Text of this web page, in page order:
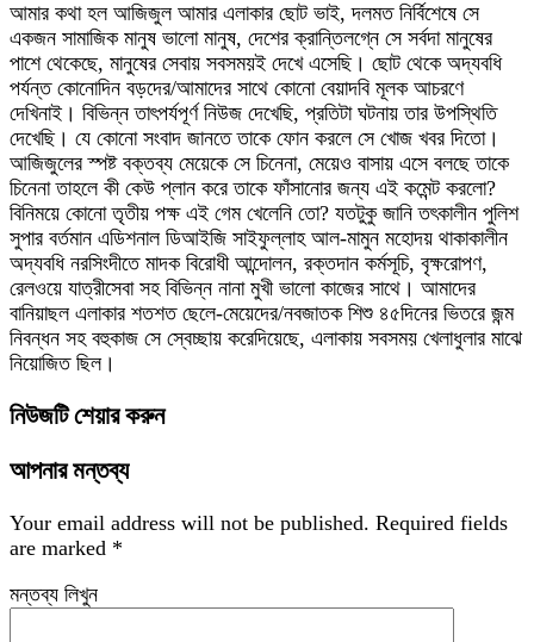
আমার কথা হল আজিজুল আমার এলাকার ছোট ভাই, দলমত নির্বিশেষে সে
একজন সামাজিক মানুষ ভালো মানুষ, দেশের ক্রান্তিলগ্নে সে সর্বদা মানুষের
পাশে থেকেছে, মানুষের সেবায় সবসময়ই দেখে এসেছি। ছোট থেকে অদ্যবধি
পর্যন্ত কোনোদিন বড়দের/আমাদের সাথে কোনো বেয়াদবি মূলক আচরণে
দেখিনাই। বিভিন্ন তাৎপর্যপূর্ণ নিউজ দেখেছি, প্রতিটা ঘটনায় তার উপস্থিতি
দেখেছি। যে কোনো সংবাদ জানতে তাকে ফোন করলে সে খোজ খবর দিতো।
আজিজুলের স্পষ্ট বক্তব্য মেয়েকে সে চিনেনা, মেয়েও বাসায় এসে বলছে তাকে
চিনেনা তাহলে কী কেউ প্লান করে তাকে ফাঁসানোর জন্য এই কমেন্ট করলো?
বিনিময়ে কোনো তৃতীয় পক্ষ এই গেম খেলেনি তো? যতটুকু জানি তৎকালীন পুলিশ
সুপার বর্তমান এডিশনাল ডিআইজি সাইফুল্লাহ আল-মামুন মহোদয় থাকাকালীন
অদ্যবধি নরসিংদীতে মাদক বিরোধী আন্দোলন, রক্তদান কর্মসূচি, বৃক্ষরোপণ,
রেলওয়ে যাত্রীসেবা সহ বিভিন্ন নানা মুখী ভালো কাজের সাথে। আমাদের
বানিয়াছল এলাকার শতশত ছেলে-মেয়েদের/নবজাতক শিশু ৪৫দিনের ভিতরে জন্ম
নিবন্ধন সহ বহুকাজ সে স্বেচ্ছায় করেদিয়েছে, এলাকায় সবসময় খেলাধুলার মাঝে
নিয়োজিত ছিল।
নিউজটি শেয়ার করুন
আপনার মন্তব্য
Your email address will not be published. Required fields
are marked *
মন্তব্য লিখুন